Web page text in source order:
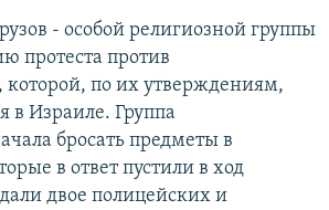
РАССЫЛКУ
- особой религиозной группы
протеста против
по их утверждениям,
в Израиле. Группа
бросать предметы в
в ответ пустили в ход
двое полицейских и